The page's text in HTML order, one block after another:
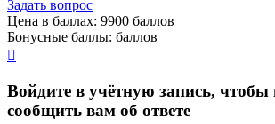
Задать вопрос
Цена в баллах: 9900 баллов
Бонусные баллы: баллов

Войдите в учётную запись,
сообщить вам об ответе